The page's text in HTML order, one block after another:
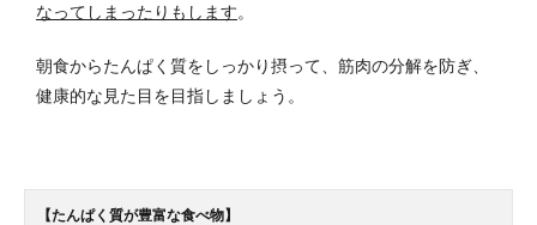
なってしまったりもします。
朝食からたんぱく質をしっかり摂って、筋肉の分解を防ぎ、
健康的な見た目を目指しましょう。
【たんぱく質が豊富な食べ物】